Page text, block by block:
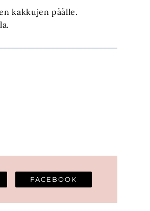
kakkujen päälle.
FACEBOOK